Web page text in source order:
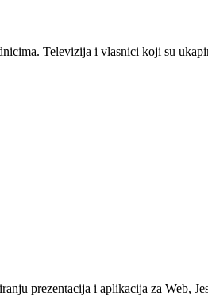
Televizija i vlasnici koji su
prezentacija i aplikacija za Web,